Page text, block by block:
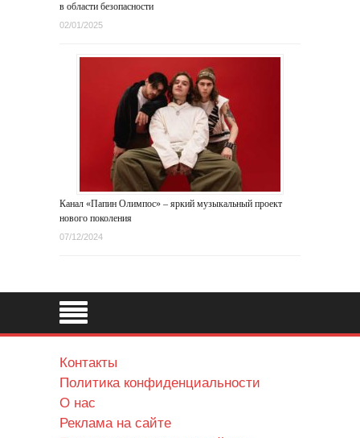
в области безопасности
02/01/2025
Канал «Папин Олимпос» – яркий музыкальный проект
нового поколения
07/12/2024
Контакты
Политика конфиденциальности
О нас
Реклама на сайте